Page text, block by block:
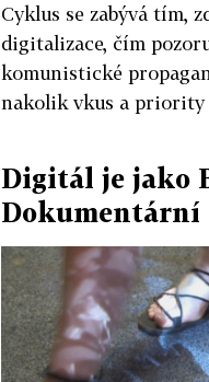
Cyklus se zabývá tím,
digitalizace, čím
komunistické
nakolik vkus a priority
Digitál je jako
Dokumentární